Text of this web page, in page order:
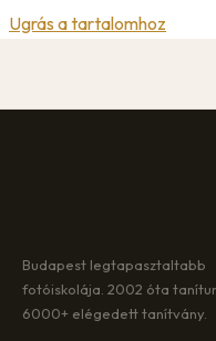
Ugrás a tartalomhoz
Budapest legtapasztaltabb
fotóiskolája. 2002 óta
6000+ elégedett tanítvány.